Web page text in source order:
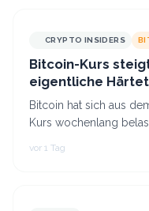
CRYPTO INSIDERS
Bitcoin-Kurs
eigentliche
Bitcoin hat sich aus
Kurs wochenlang
vor 1 Tag